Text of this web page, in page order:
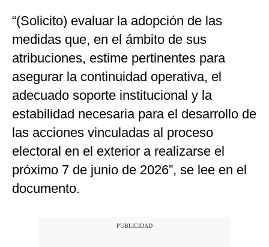
“(Solicito) evaluar la adopción de las
medidas que, en el ámbito de sus
atribuciones, estime pertinentes para
asegurar la continuidad operativa, el
adecuado soporte institucional y la
estabilidad necesaria para el desarrollo de
las acciones vinculadas al proceso
electoral en el exterior a realizarse el
próximo 7 de junio de 2026”, se lee en el
documento.